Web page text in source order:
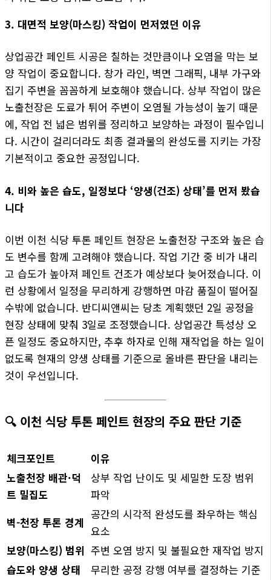
3. 대면적 보양(마스킹) 작업이 먼저였던 이유
상업공간 페인트 시공은 칠하는 것만큼이나 오염을 막는 보
양 작업이 중요합니다. 창가 라인, 벽면 그래픽, 내부 가구와
집기 주변을 꼼꼼하게 보호해야 했습니다. 상부 작업이 많은
노출천장은 도료가 튀어 주변이 오염될 가능성이 높기 때문
에, 작업 전 넓은 범위를 정리하고 보양하는 과정이 필수입니
다. 시간이 걸리더라도 최종 결과물의 완성도를 지키는 가장
기본적이고 중요한 공정입니다.
4. 비와 높은 습도, 일정보다 ‘양생(건조) 상태’를 먼저 봤습
니다
이번 이천 식당 투톤 페인트 현장은 노출천장 구조와 높은 습
도 변수를 함께 고려해야 했습니다. 작업 기간 중 비가 내리
고 습도가 높아져 페인트 건조가 예상보다 늦어졌습니다. 이
런 상황에서 일정을 무리하게 강행하면 마감 품질이 떨어질
수밖에 없습니다. 반디씨앤씨는 당초 계획했던 2일 공정을
현장 상태에 맞춰 3일로 조정했습니다. 상업공간 특성상 오
픈 일정도 중요하지만, 추후 하자로 인해 재작업을 하는 일이
없도록 현재의 양생 상태를 기준으로 올바른 판단을 내리는
것이 우선입니다.
🔍 이천 식당 투톤 페인트 현장의 주요 판단 기준
체크포인트
이유
노출천장 배관·덕
트 밀집도
상부 작업 난이도 및 세밀한 도장 범위
파악
벽-천장 투톤 경계
공간의 시각적 완성도를 좌우하는 핵심
요소
보양(마스킹) 범위 주변 오염 방지 및 불필요한 재작업 방지
습도와 양생 상태
무리한 공정 강행 여부를 결정하는 기준